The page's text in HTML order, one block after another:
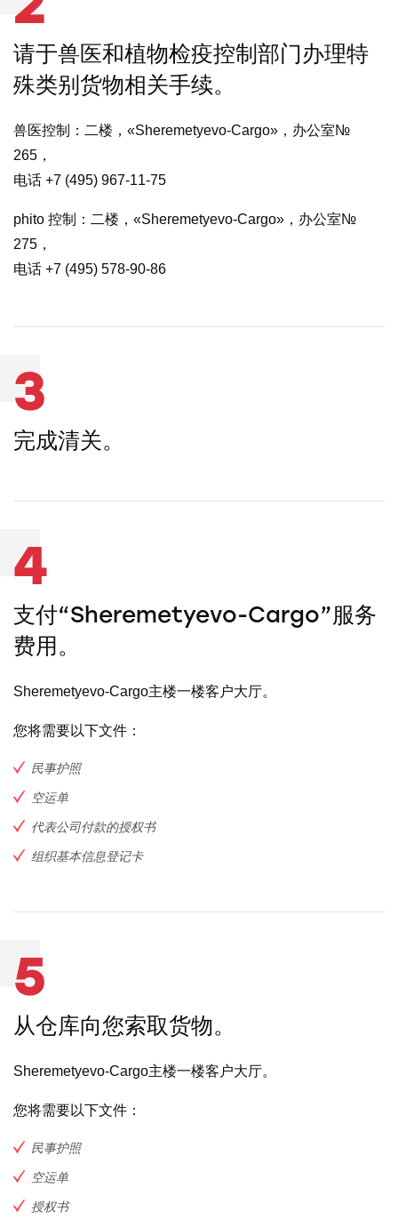
请于兽医和植物检疫控制部门办理特
殊类别货物相关手续。
兽医控制：二楼，«Sheremetyevo-Cargo»，办公室№
265，
电话 +7 (495) 967-11-75
phito 控制：二楼，«Sheremetyevo-Cargo»，办公室№
275，
电话 +7 (495) 578-90-86
3
完成清关。
4
支付“Sheremetyevo-Cargo”服务
费用。
Sheremetyevo-Cargo主楼一楼客户大厅。
您将需要以下文件：
民事护照
空运单
代表公司付款的授权书
组织基本信息登记卡
5
从仓库向您索取货物。
Sheremetyevo-Cargo主楼一楼客户大厅。
您将需要以下文件：
民事护照
空运单
授权书